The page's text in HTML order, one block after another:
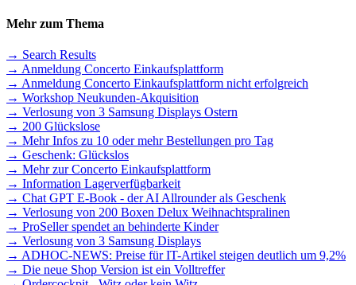
Mehr zum Thema
→ Search Results
→ Anmeldung Concerto Einkaufsplattform
→ Anmeldung Concerto Einkaufsplattform nicht erfolgreich
→ Workshop Neukunden-Akquisition
→ Verlosung von 3 Samsung Displays Ostern
→ 200 Glückslose
→ Mehr Infos zu 10 oder mehr Bestellungen pro Tag
→ Geschenk: Glückslos
→ Mehr zur Concerto Einkaufsplattform
→ Information Lagerverfügbarkeit
→ Chat GPT E-Book - der AI Allrounder als Geschenk
→ Verlosung von 200 Boxen Delux Weihnachtspralinen
→ ProSeller spendet an behinderte Kinder
→ Verlosung von 3 Samsung Displays
→ ADHOC-NEWS: Preise für IT-Artikel steigen deutlich um 9,2%
→ Die neue Shop Version ist ein Volltreffer